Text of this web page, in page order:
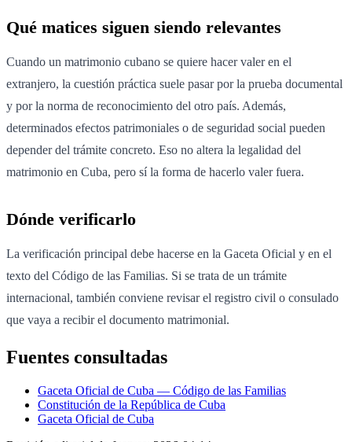
Qué matices siguen siendo relevantes
Cuando un matrimonio cubano se quiere hacer valer en el
extranjero, la cuestión práctica suele pasar por la prueba documental
y por la norma de reconocimiento del otro país. Además,
determinados efectos patrimoniales o de seguridad social pueden
depender del trámite concreto. Eso no altera la legalidad del
matrimonio en Cuba, pero sí la forma de hacerlo valer fuera.
Dónde verificarlo
La verificación principal debe hacerse en la Gaceta Oficial y en el
texto del Código de las Familias. Si se trata de un trámite
internacional, también conviene revisar el registro civil o consulado
que vaya a recibir el documento matrimonial.
Fuentes consultadas
Gaceta Oficial de Cuba — Código de las Familias
Constitución de la República de Cuba
Gaceta Oficial de Cuba